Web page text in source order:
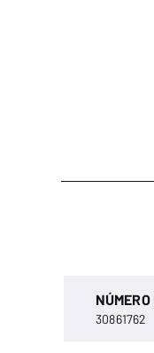
30861762